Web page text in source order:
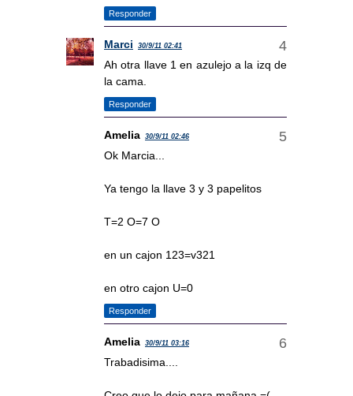
Responder
Marci 30/9/11 02:41
Ah otra llave 1 en azulejo a la izq de
la cama.
Responder
Amelia 30/9/11 02:46
Ok Marcia...
Ya tengo la llave 3 y 3 papelitos
T=2 O=7 O
en un cajon 123=v321
en otro cajon U=0
Responder
Amelia 30/9/11 03:16
Trabadisima....